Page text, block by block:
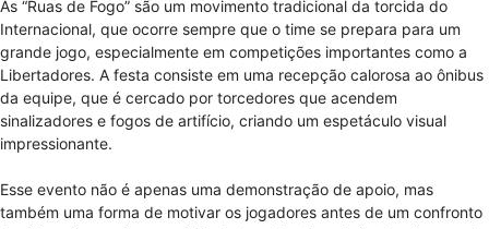
As “Ruas de Fogo” são um movimento tradicional da torcida do
Internacional, que ocorre sempre que o time se prepara para um
grande jogo, especialmente em competições importantes como a
Libertadores. A festa consiste em uma recepção calorosa ao ônibus
da equipe, que é cercado por torcedores que acendem
sinalizadores e fogos de artifício, criando um espetáculo visual
impressionante.
Esse evento não é apenas uma demonstração de apoio, mas
também uma forma de motivar os jogadores antes de um confronto